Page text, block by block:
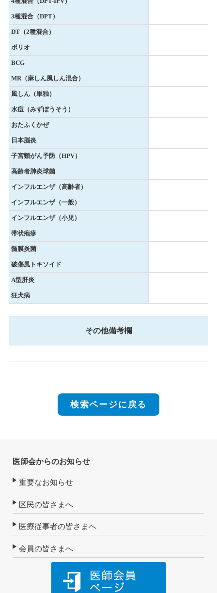
3種混合（DPT）
DT（2種混合）
ポリオ
BCG
MR（麻しん風しん混合）
風しん（単独）
水痘（みずぼうそう）
おたふくかぜ
日本脳炎
子宮頸がん予防（HPV）
高齢者肺炎球菌
インフルエンザ（高齢者）
インフルエンザ（一般）
インフルエンザ（小児）
帯状疱疹
髄膜炎菌
破傷風トキソイド
A型肝炎
狂犬病
その他備考欄
検索ページに戻る
医師会からのお知らせ
重要なお知らせ
区民の皆さまへ
医療従事者の皆さまへ
会員の皆さまへ